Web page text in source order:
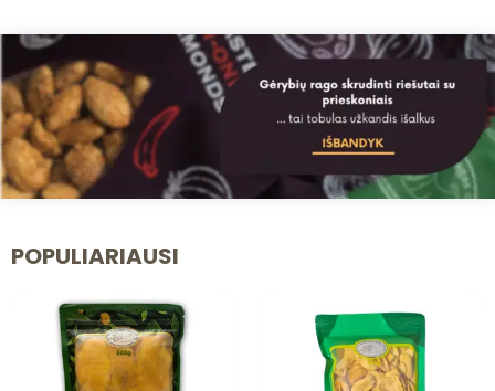
POPULIARIAUSI